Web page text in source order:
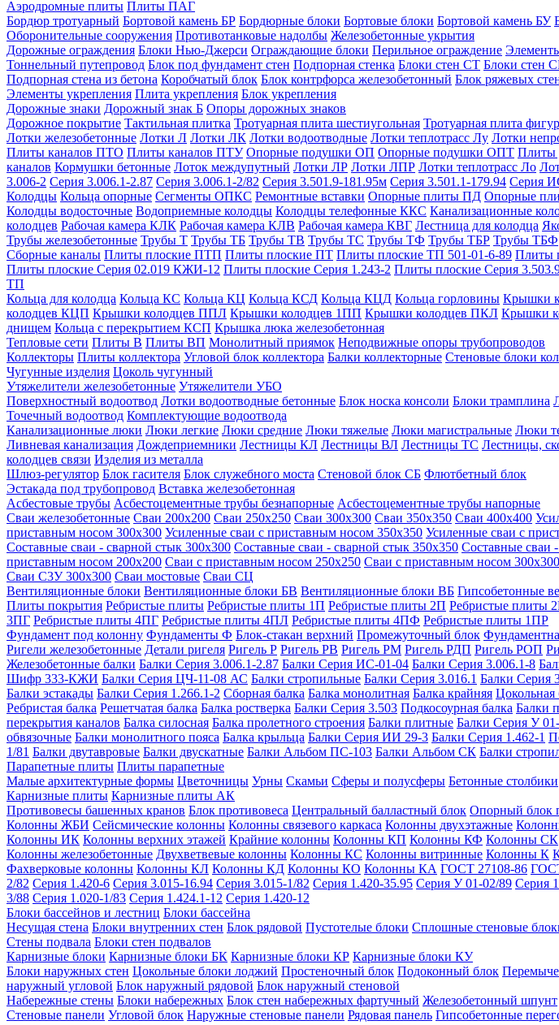
Аэродромные плиты Плиты ПАГ
Бордюр тротуарный Бортовой камень БР Бордюрные блоки Бортовые блоки Бортовой камень БУ
Оборонительные сооружения Противотанковые надолбы Железобетонные укрытия
Дорожные ограждения Блоки Нью-Джерси Ограждающие блоки Перильное ограждение
Тоннельный путепровод Блок под фундамент стен Подпорная стенка Блоки стен СТ Блоки стен
Подпорная стена из бетона Коробчатый блок Блок контрфорса железобетонный Блок ряжевых
Элементы укрепления Плита укрепления Блок укрепления
Дорожные знаки Дорожный знак Б Опоры дорожных знаков
Дорожное покрытие Тактильная плитка Тротуарная плита шестиугольная Тротуарная плита
Лотки железобетонные Лотки Л Лотки ЛК Лотки водоотводные Лотки теплотрасс Лу Лотки
Плиты каналов ПТО Плиты каналов ПТУ Опорные подушки ОП Опорные подушки ОПТ Плиты
каналов Кормушки бетонные Лоток междупутный Лотки ЛР Лотки ЛПР Лотки теплотрасс Ло
3.006-2 Серия 3.006.1-2.87 Серия 3.006.1-2/82 Серия 3.501.9-181.95м Серия 3.501.1-179.94 Серия
Колодцы Кольца опорные Сегменты ОПКС Ремонтные вставки Опорные плиты ПД Опорные
Колодцы водосточные Водоприемные колодцы Колодцы телефонные ККС Канализационные
колодцев Рабочая камера КЛК Рабочая камера КЛВ Рабочая камера КВГ Лестница для колодца
Трубы железобетонные Трубы Т Трубы ТБ Трубы ТВ Трубы ТС Трубы ТФ Трубы ТБР Трубы ТБФ
Сборные каналы Плиты плоские ПТП Плиты плоские ПТ Плиты плоские ТП 501-01-6-89 Плиты
Плиты плоские Серия 02.019 КЖИ-12 Плиты плоские Серия 1.243-2 Плиты плоские Серия
ТП
Кольца для колодца Кольца КС Кольца КЦ Кольца КСД Кольца КЦД Кольца горловины Крышки
колодцев КЦП Крышки колодцев ППЛ Крышки колодцев 1ПП Крышки колодцев ПКЛ Крышки
днищем Кольца с перекрытием КСП Крышка люка железобетонная
Тепловые сети Плиты В Плиты ВП Монолитный приямок Неподвижные опоры трубопроводов
Коллекторы Плиты коллектора Угловой блок коллектора Балки коллекторные Стеновые блоки
Чугунные изделия Цоколь чугунный
Утяжелители железобетонные Утяжелители УБО
Поверхностный водоотвод Лотки водоотводные бетонные Блок носка консоли Блоки трамплина
Точечный водоотвод Комплектующие водоотвода
Канализационные люки Люки легкие Люки средние Люки тяжелые Люки магистральные Люки
Ливневая канализация Дождеприемники Лестницы КЛ Лестницы ВЛ Лестницы ТС Лестницы,
колодцев связи Изделия из металла
Шлюз-регулятор Блок гасителя Блок служебного моста Стеновой блок СБ Флютбетный блок
Эстакада под трубопровод Вставка железобетонная
Асбестовые трубы Асбестоцементные трубы безнапорные Асбестоцементные трубы напорные
Сваи железобетонные Сваи 200х200 Сваи 250х250 Сваи 300х300 Сваи 350х350 Сваи 400х400
приставным носом 300х300 Усиленные сваи с приставным носом 350х350 Усиленные сваи с
Составные сваи - сварной стык 300х300 Составные сваи - сварной стык 350х350 Составные сваи
приставным носом 200х200 Сваи с приставным носом 250х250 Сваи с приставным носом 300х300
Сваи С3У 300х300 Сваи мостовые Сваи СЦ
Вентиляционные блоки Вентиляционные блоки БВ Вентиляционные блоки ВБ Гипсобетонные
Плиты покрытия Ребристые плиты Ребристые плиты 1П Ребристые плиты 2П Ребристые плиты
3ПГ Ребристые плиты 4ПГ Ребристые плиты 4ПЛ Ребристые плиты 4ПФ Ребристые плиты 1ПР
Фундамент под колонну Фундаменты Ф Блок-стакан верхний Промежуточный блок
Ригели железобетонные Детали ригеля Ригель Р Ригель РВ Ригель РМ Ригель РДП Ригель РОП
Железобетонные балки Балки Серия 3.006.1-2.87 Балки Серия ИС-01-04 Балки Серия 3.006.1-8
Шифр 333-КЖИ Балки Серия ЦЧ-11-08 АС Балки стропильные Балки Серия 3.016.1 Балки Серия
Балки эстакады Балки Серия 1.266.1-2 Сборная балка Балка монолитная Балка крайняя Цокольная
Ребристая балка Решетчатая балка Балка ростверка Балки Серия 3.503 Подкосоурная балка Балки
перекрытия каналов Балка силосная Балка пролетного строения Балки плитные Балки Серия У
обвязочные Балки монолитного пояса Балка крыльца Балки Серия ИИ 29-3 Балки Серия 1.462-1
1/81 Балки двутавровые Балки двускатные Балки Альбом ПС-103 Балки Альбом СК Балки
Парапетные плиты Плиты парапетные
Малые архитектурные формы Цветочницы Урны Скамьи Сферы и полусферы Бетонные столбики
Карнизные плиты Карнизные плиты АК
Противовесы башенных кранов Блок противовеса Центральный балластный блок Опорный блок
Колонны ЖБИ Сейсмические колонны Колонны связевого каркаса Колонны двухэтажные
Колонны ИК Колонны верхних этажей Крайние колонны Колонны КП Колонны КФ Колонны СК
Колонны железобетонные Двухветвевые колонны Колонны КС Колонны витринные Колонны К
Фахверковые колонны Колонны КЛ Колонны КД Колонны КО Колонны КА ГОСТ 27108-86
2/82 Серия 1.420-6 Серия 3.015-16.94 Серия 3.015-1/82 Серия 1.420-35.95 Серия У 01-02/89 Серия
3/88 Серия 1.020-1/83 Серия 1.424.1-12 Серия 1.420-12
Блоки бассейнов и лестниц Блоки бассейна
Несущая стена Блоки внутренних стен Блок рядовой Пустотелые блоки Сплошные стеновые
Стены подвала Блоки стен подвалов
Карнизные блоки Карнизные блоки БК Карнизные блоки КР Карнизные блоки КУ
Блоки наружных стен Цокольные блоки лоджий Простеночный блок Подоконный блок
наружный угловой Блок наружный рядовой Блок наружный стеновой
Набережные стены Блоки набережных Блок стен набережных фартучный Железобетонный шпунт
Стеновые панели Угловой блок Наружные стеновые панели Рядовая панель Гипсобетонные